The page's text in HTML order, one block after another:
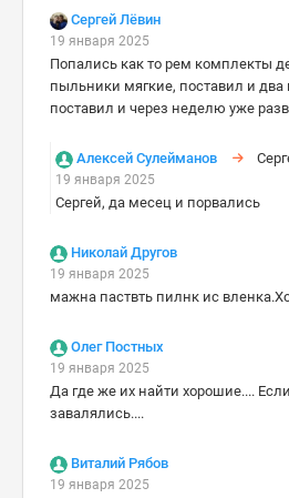
Сергей Лёвин
19 января 2025
Попались как то рем комплекты
пыльники мягкие, поставил и два
поставил и через неделю уже
Алексей Сулейманов
19 января 2025
Сергей, да месец и порвались
Николай Другов
19 января 2025
мажна паствть пилнк ис
Олег Постных
19 января 2025
Да где же их найти хорошие.... Если
завалялись....
Виталий Рябов
19 января 2025